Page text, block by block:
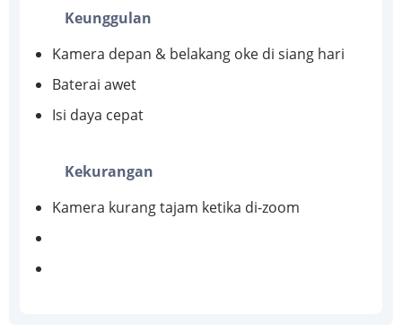
Keunggulan
Kamera depan & belakang oke di siang hari
Baterai awet
Isi daya cepat
Kekurangan
Kamera kurang tajam ketika di-zoom